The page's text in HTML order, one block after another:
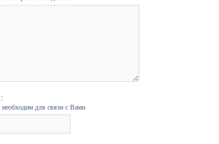
необходим для связи с Вами